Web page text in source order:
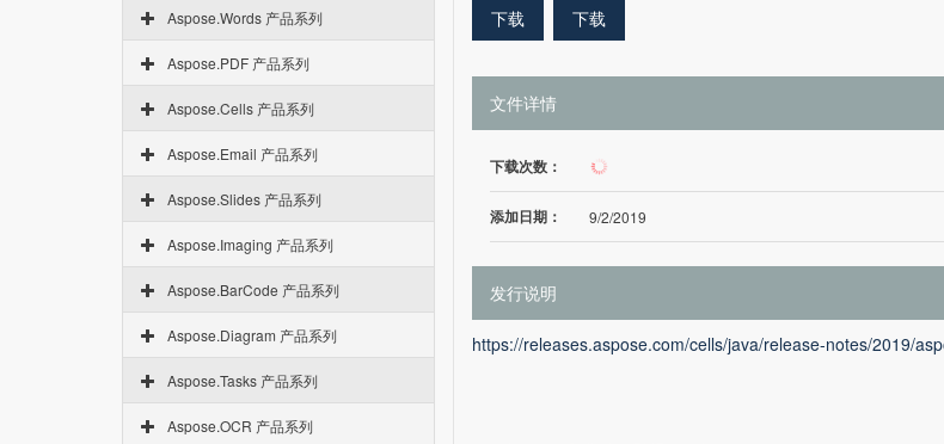
Aspose.Words 产品系列
Aspose.PDF 产品系列
Aspose.Cells 产品系列
Aspose.Email 产品系列
Aspose.Slides 产品系列
Aspose.Imaging 产品系列
Aspose.BarCode 产品系列
Aspose.Diagram 产品系列
Aspose.Tasks 产品系列
Aspose.OCR 产品系列
下载 下载
文件详情
下载次数： 22
添加日期： 9/2/2019
发行说明
https://releases.aspose.com/cells/java/release-notes/2019/